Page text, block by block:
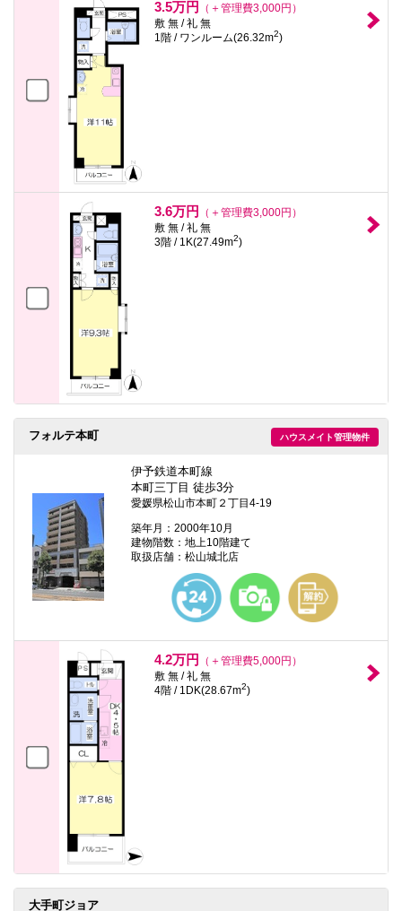
3.5万円
（＋管理費3,000円）
敷 無 / 礼 無
1階 / ワンルーム(26.32m2)
3.6万円
（＋管理費3,000円）
敷 無 / 礼 無
3階 / 1K(27.49m2)
ハウスメイト管理物件
フォルテ本町
伊予鉄道本町線
本町三丁目 徒歩3分
愛媛県松山市本町２丁目4-19
築年月：2000年10月
建物階数：地上10階建て
取扱店舗：松山城北店
4.2万円
（＋管理費5,000円）
敷 無 / 礼 無
4階 / 1DK(28.67m2)
大手町ジョア